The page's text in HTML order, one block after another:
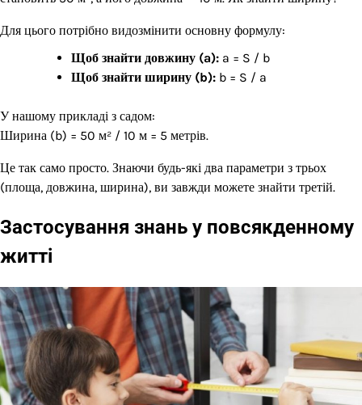
Для цього потрібно видозмінити основну формулу:
Щоб знайти довжину (a): a = S / b
Щоб знайти ширину (b): b = S / a
У нашому прикладі з садом:
Ширина (b) = 50 м² / 10 м = 5 метрів.
Це так само просто. Знаючи будь-які два параметри з трьох
(площа, довжина, ширина), ви завжди можете знайти третій.
Застосування знань у повсякденному
житті